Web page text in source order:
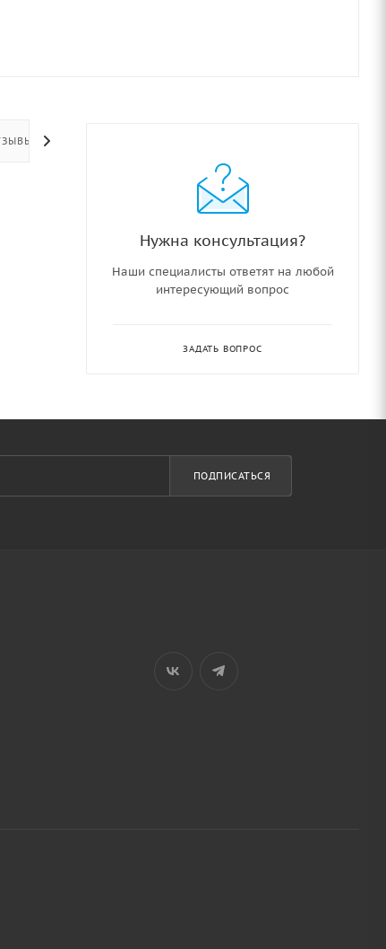
Нужна консультация?
Наши специалисты ответят на любой
интересующий вопрос
ЗАДАТЬ ВОПРОС
ПОДПИСАТЬСЯ